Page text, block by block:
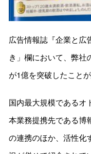
広告情報誌『企業と広
き」欄において、弊社
が1億を突破したこと
国内最大規模であるオ
本業務提携先である博
の連携のほか、活性化